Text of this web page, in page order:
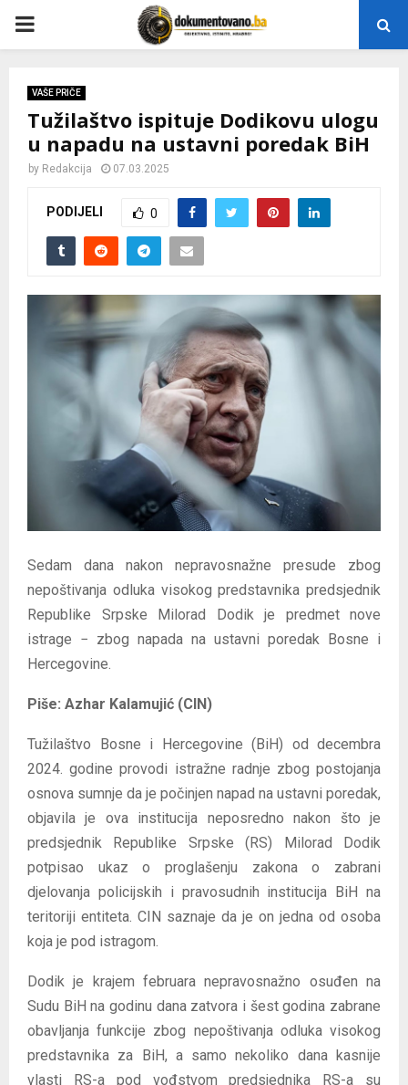
P
M
VAŠE PRIČE
Tužilaštvo ispituje Dodikovu ulogu
u napadu na ustavni poredak BiH
by Redakcija 07.03.2025
PODIJELI 0
Sedam dana nakon nepravosnažne presude zbog
nepoštivanja odluka visokog predstavnika predsjednik
Republike Srpske Milorad Dodik je predmet nove
istrage − zbog napada na ustavni poredak Bosne i
Hercegovine.
Piše: Azhar Kalamujić (CIN)
Tužilaštvo Bosne i Hercegovine (BiH) od decembra
2024. godine provodi istražne radnje zbog postojanja
osnova sumnje da je počinjen napad na ustavni poredak,
objavila je ova institucija neposredno nakon što je
predsjednik Republike Srpske (RS) Milorad Dodik
potpisao ukaz o proglašenju zakona o zabrani
djelovanja policijskih i pravosudnih institucija BiH na
teritoriji entiteta. CIN saznaje da je on jedna od osoba
koja je pod istragom.
Dodik je krajem februara nepravosnažno osuđen na
Sudu BiH na godinu dana zatvora i šest godina zabrane
obavljanja funkcije zbog nepoštivanja odluka visokog
predstavnika za BiH, a samo nekoliko dana kasnije
vlasti RS-a pod vođstvom predsjednika RS-a su